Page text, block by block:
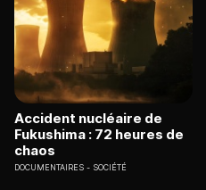
Accident nucléaire de
Fukushima : 72 heures de
chaos
DOCUMENTAIRES SOCIÉTÉ